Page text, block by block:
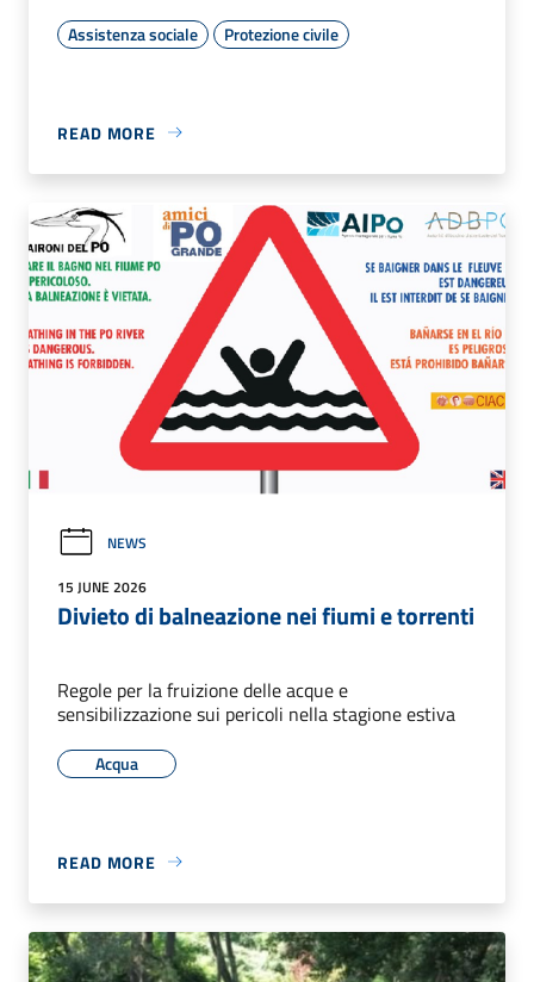
Assistenza sociale Protezione civile
READ MORE
NEWS
15 JUNE 2026
Divieto di balneazione nei fiumi e torrenti
Regole per la fruizione delle acque e
sensibilizzazione sui pericoli nella stagione estiva
Acqua
READ MORE